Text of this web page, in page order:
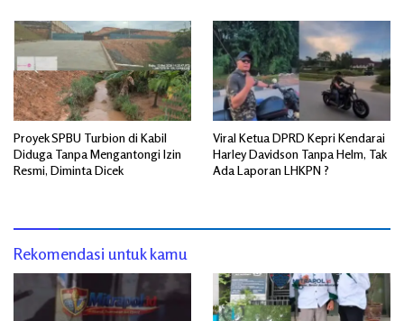
Proyek SPBU Turbion di Kabil
Diduga Tanpa Mengantongi Izin
Resmi, Diminta Dicek
Viral Ketua DPRD Kepri Kendarai
Harley Davidson Tanpa Helm, Tak
Ada Laporan LHKPN ?
Rekomendasi untuk kamu